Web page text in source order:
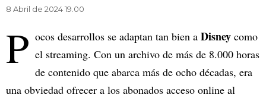
8 Abril de 2024 19.00
P ocos desarrollos se adaptan tan bien a Disney como
el streaming. Con un archivo de más de 8.000 horas
de contenido que abarca más de ocho décadas, era
una obviedad ofrecer a los abonados acceso online al